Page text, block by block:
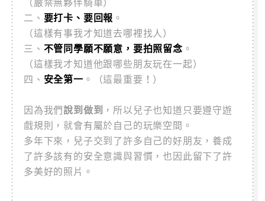
二、 要打卡、要回報 。
（這樣有事我才知道去哪裡找人）
三、 不管同學願不願意，要拍照留念 。
（這樣我才知道他跟哪些朋友玩在一起）
四、 安全第一 。（這最重要！）
因為我們說到做到 ，所以兒子也知道只要遵守遊
戲規則，就會有屬於自己的玩樂空間。
多年下來，兒子交到了許多自己的好朋友，養成
了許多該有的安全意識與習慣，也因此留下了許
多美好的照片。